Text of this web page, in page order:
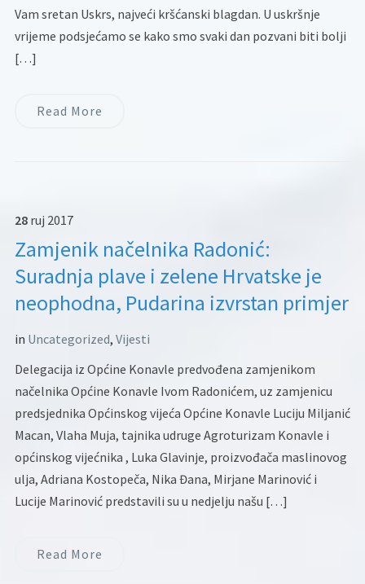
Vam sretan Uskrs, najveći kršćanski blagdan. U uskršnje
vrijeme podsjećamo se kako smo svaki dan pozvani biti bolji
[…]
Read More
28 ruj 2017
Zamjenik načelnika Radonić:
Suradnja plave i zelene Hrvatske je
neophodna, Pudarina izvrstan primjer
in Uncategorized, Vijesti
Delegacija iz Općine Konavle predvođena zamjenikom
načelnika Općine Konavle Ivom Radonićem, uz zamjenicu
predsjednika Općinskog vijeća Općine Konavle Luciju Miljanić
Macan, Vlaha Muja, tajnika udruge Agroturizam Konavle i
općinskog vijećnika , Luka Glavinje, proizvođača maslinovog
ulja, Adriana Kostopeča, Nika Đana, Mirjane Marinović i
Lucije Marinović predstavili su u nedjelju našu […]
Read More